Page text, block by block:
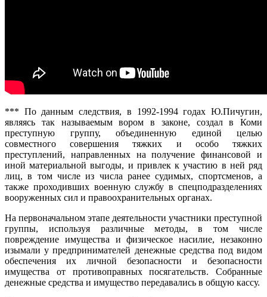
*** По данным следствия, в 1992-1994 годах Ю.Пичугин,
являясь так называемым вором в законе, создал в Коми
преступную группу, объединенную единой целью
совместного совершения тяжких и особо тяжких
преступлений, направленных на получение финансовой и
иной материальной выгоды, и привлек к участию в ней ряд
лиц, в том числе из числа ранее судимых, спортсменов, а
также проходивших военную службу в спецподразделениях
вооруженных сил и правоохранительных органах.
На первоначальном этапе деятельности участники преступной
группы, используя различные методы, в том числе
повреждение имущества и физическое насилие, незаконно
изымали у предпринимателей денежные средства под видом
обеспечения их личной безопасности и безопасности
имущества от противоправных посягательств. Собранные
денежные средства и имущество передавались в общую кассу.